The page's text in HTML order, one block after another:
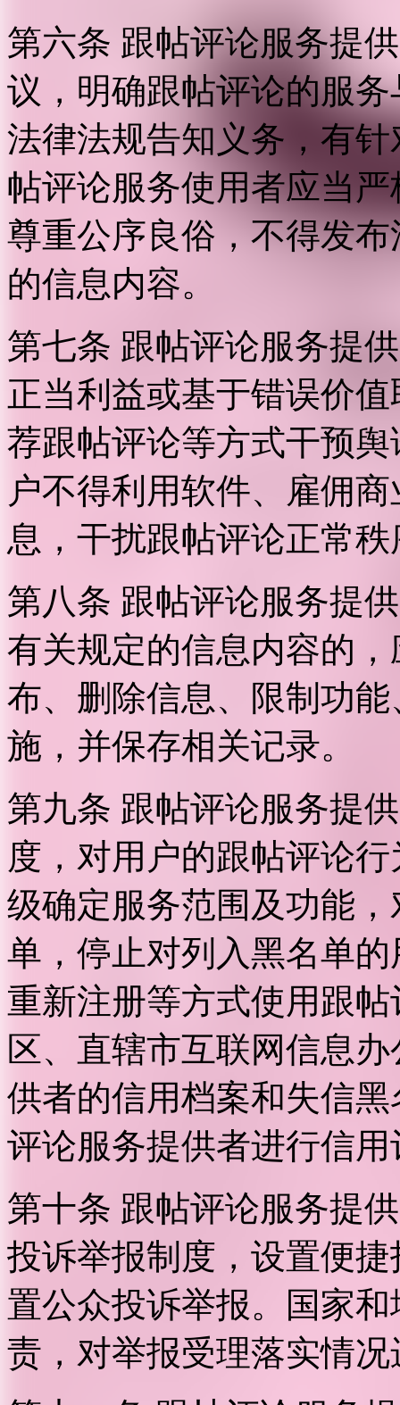
第六条 跟帖评论服务提
议，明确跟帖评论的服
法律法规告知义务，有
帖评论服务使用者应当
尊重公序良俗，不得发
的信息内容。
第七条 跟帖评论服务提
正当利益或基于错误价
荐跟帖评论等方式干预
户不得利用软件、雇佣
息，干扰跟帖评论正常
第八条 跟帖评论服务提
有关规定的信息内容的
布、删除信息、限制功
施，并保存相关记录。
第九条 跟帖评论服务提
度，对用户的跟帖评论
级确定服务范围及功能
单，停止对列入黑名单
重新注册等方式使用跟
区、直辖市互联网信息
供者的信用档案和失信
评论服务提供者进行信用
第十条 跟帖评论服务提
投诉举报制度，设置便
置公众投诉举报。国家
责，对举报受理落实情